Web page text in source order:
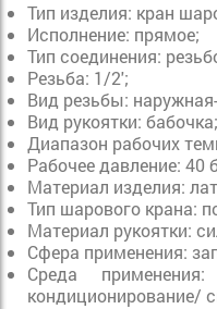
Тип изделия: кран
Исполнение: прямое;
Тип соединения: р
Резьба: 1/2';
Вид резьбы: н
Вид рукоятки: бабочка;
Диапазон рабочих
Рабочее давление: 40
Материал изделия:
Тип шарового крана: п
Материал рукоятки: с
Сфера применения: з
Среда применения:
кондиционирование/